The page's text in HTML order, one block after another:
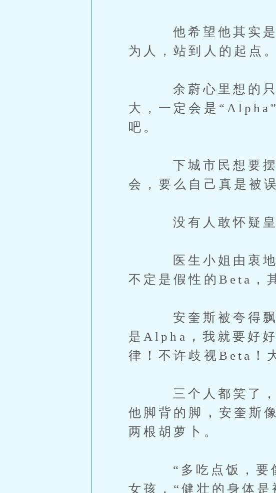
他希望他其实是
为人，站到人的起点。
余蔚心里想的只有
大，一定会是
吧。
下城市民想要摆脱
会，要么自己真是被
没有人敢怀疑皇
医生小姐由衷地为
不定是假性的Beta，
安奎斯被夸得飘飘
是Alpha，我就要好
律！不许歧视Beta！
三个人都笑了，余
他脚背的脚，安奎斯
两根胡萝卜。
“多吃点饭，要像
女孩，“健壮的身体